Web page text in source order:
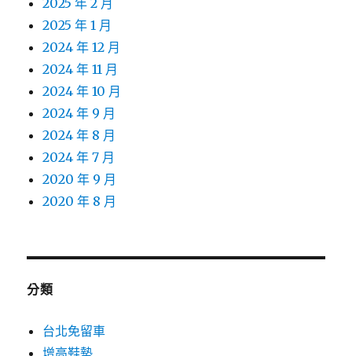
2025 年 2 月
2025 年 1 月
2024 年 12 月
2024 年 11 月
2024 年 10 月
2024 年 9 月
2024 年 8 月
2024 年 7 月
2020 年 9 月
2020 年 8 月
分類
台北免留車